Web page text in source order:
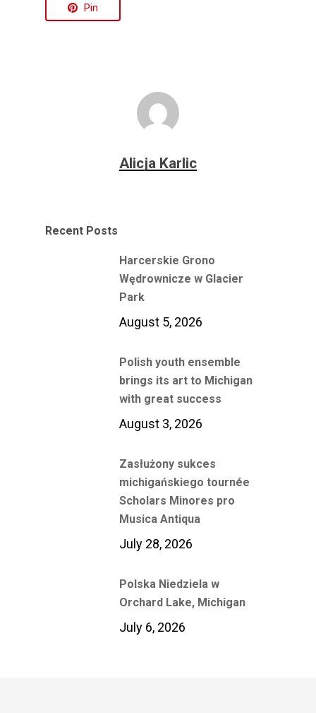
Pin
Alicja Karlic
Recent Posts
Harcerskie Grono
Wędrownicze w Glacier
Park
August 5, 2026
Polish youth ensemble
brings its art to Michigan
with great success
August 3, 2026
Zasłużony sukces
michigańskiego tournée
Scholars Minores pro
Musica Antiqua
July 28, 2026
Polska Niedziela w
Orchard Lake, Michigan
July 6, 2026